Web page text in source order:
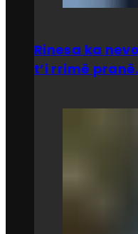
Rinesa ka
t’i rrimë pranë.